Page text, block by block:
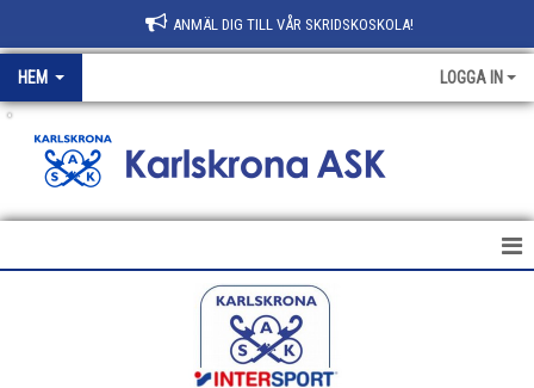
ANMÄL DIG TILL VÅR SKRIDSKOSKOLA!
HEM LOGGA IN
.